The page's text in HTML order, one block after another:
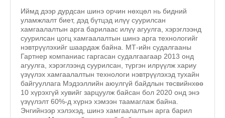
Иймд дээр дурдсан шинэ орчин нөхцөл нь бидний
уламжлалт биет, дэд бүтцэд илүү суурилсан
хамгаалалтын арга барилаас илүү агуулга, хэрэглээнд
суурилсан цогц хамгаалалтын шинэ арга технологийг
нэвтрүүлэхийг шаардаж байна. МТ-ийн судалгааны
Гартнер компаниас гаргасан судалгаагаар 2013 онд
агуулга, хэрэглээнд суурилсан, түргэн илрүүлж хариу
үзүүлэх хамгаалалтын технологи нэвтрүүлэхэд тухайн
байгууллага Мэдээллийн аюулгүй байдлын төсвийнхөө
10 хүрэхгүй хувийг зарцуулж байсан бол 2020 онд энэ
үзүүлэлт 60%-д хүрнэ хэмээн таамаглаж байна.
Энгийнээр хэлэхэд, шинэ хамгаалалтын арга барил